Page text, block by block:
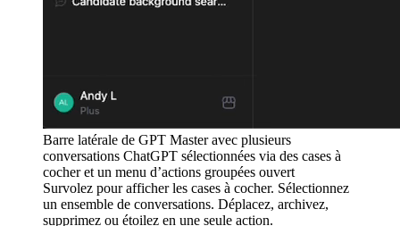
Barre latérale de GPT Master avec plusieurs
conversations ChatGPT sélectionnées via des cases à
cocher et un menu d’actions groupées ouvert
Survolez pour afficher les cases à cocher. Sélectionnez
un ensemble de conversations. Déplacez, archivez,
supprimez ou étoilez en une seule action.